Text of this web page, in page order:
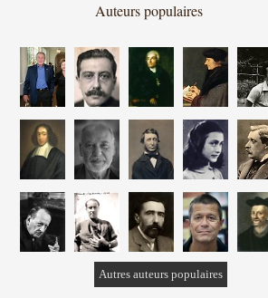
Auteurs populaires
Autres auteurs populaires